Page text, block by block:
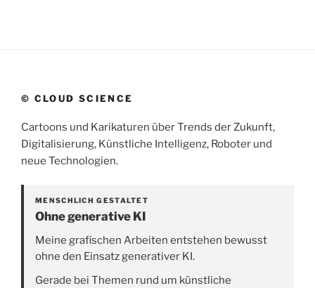
© CLOUD SCIENCE
Cartoons und Karikaturen über Trends der Zukunft,
Digitalisierung, Künstliche Intelligenz, Roboter und
neue Technologien.
MENSCHLICH GESTALTET
Ohne generative KI
Meine grafischen Arbeiten entstehen bewusst
ohne den Einsatz generativer KI.
Gerade bei Themen rund um künstliche